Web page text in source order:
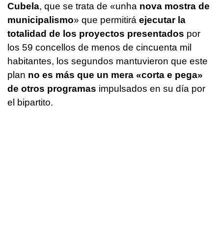
Cubela, que se trata de «unha nova mostra de
municipalismo» que permitirá ejecutar la
totalidad de los proyectos presentados por
los 59 concellos de menos de cincuenta mil
habitantes, los segundos mantuvieron que este
plan no es más que un mera «corta e pega»
de otros programas impulsados en su día por
el bipartito.